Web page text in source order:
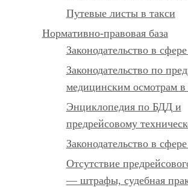
Путевые листы в такси
Нормативно-правовая база
Законодательство в
Законодательство по
медицинским осмотрам в
Энциклопедия по БДД и
предрейсовому
Законодательство в
Отсутствие
— штрафы, судебная